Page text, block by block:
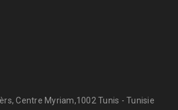
Centre Myriam,1002 Tunis - Tunisie